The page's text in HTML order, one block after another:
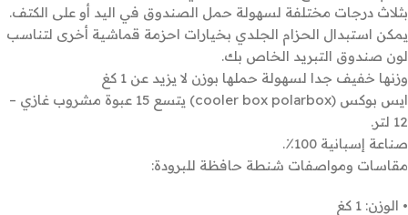
بثلاث درجات مختلفة لسهولة حمل الصندوق في اليد أو على الكتف.
يمكن استبدال الحزام الجلدي بخيارات احزمة قماشية أخرى لتناسب
لون صندوق التبريد الخاص بك.
وزنها خفيف جدا لسهولة حملها بوزن لا يزيد عن 1 كغ
ايس بوكس (cooler box polarbox) يتسع 15 عبوة مشروب غازي –
12 لتر.
صناعة إسبانية 100٪.
مقاسات ومواصفات شنطة حافظة للبرودة:
• الوزن: 1 كغ